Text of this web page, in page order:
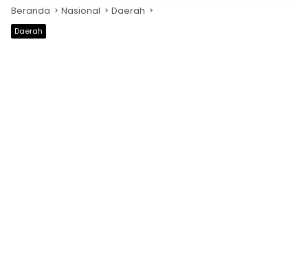
Beranda Nasional Daerah
Daerah